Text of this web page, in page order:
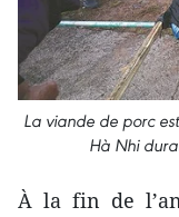
La viande de porc
Hà Nhi
À la fin de